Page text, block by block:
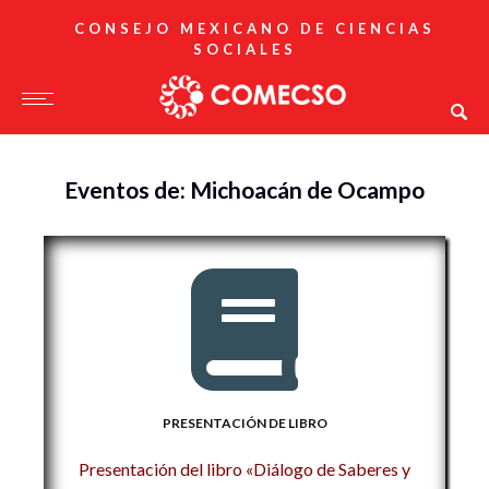
CONSEJO MEXICANO DE CIENCIAS
SOCIALES
Eventos de: Michoacán de Ocampo
PRESENTACIÓN DE LIBRO
Presentación del libro «Diálogo de Saberes y